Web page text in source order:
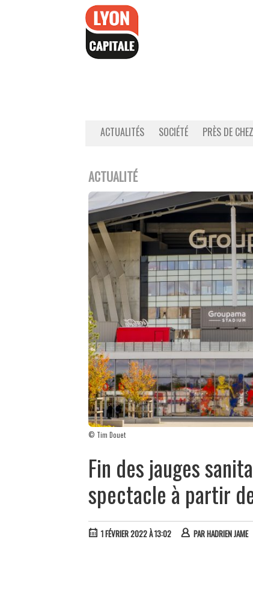
ACTUALITÉS SOCIÉTÉ PRÈS DE
ACTUALITÉ
© Tim Douet
Fin des jauges
spectacle à partir
1 FÉVRIER 2022 À 13:02 PARHADRIEN JAME